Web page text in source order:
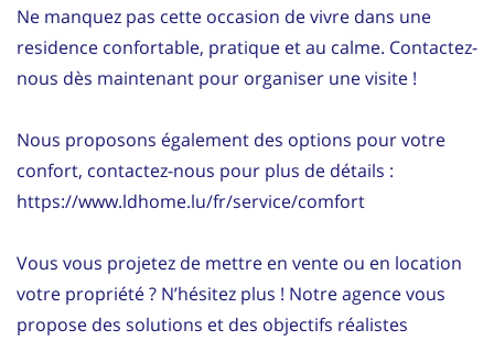
Ne manquez pas cette occasion de vivre dans une
residence confortable, pratique et au calme. Contactez-
nous dès maintenant pour organiser une visite !
Nous proposons également des options pour votre
confort, contactez-nous pour plus de détails :
https://www.ldhome.lu/fr/service/comfort
Vous vous projetez de mettre en vente ou en location
votre propriété ? N’hésitez plus ! Notre agence vous
propose des solutions et des objectifs réalistes